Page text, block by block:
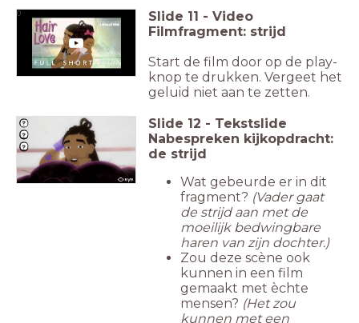
0 Slide 11 - Video
Filmfragment: strijd
Start de film door op de play-
knop te drukken. Vergeet het
geluid niet aan te zetten.
Slide 12 - Tekstslide
Nabespreken kijkopdracht:
de strijd
Wat gebeurde er in dit
fragment? (Vader gaat
de strijd aan met de
moeilijk bedwingbare
haren van zijn dochter.)
Zou deze scène ook
kunnen in een film
gemaakt met èchte
mensen? (Het zou
kunnen met een